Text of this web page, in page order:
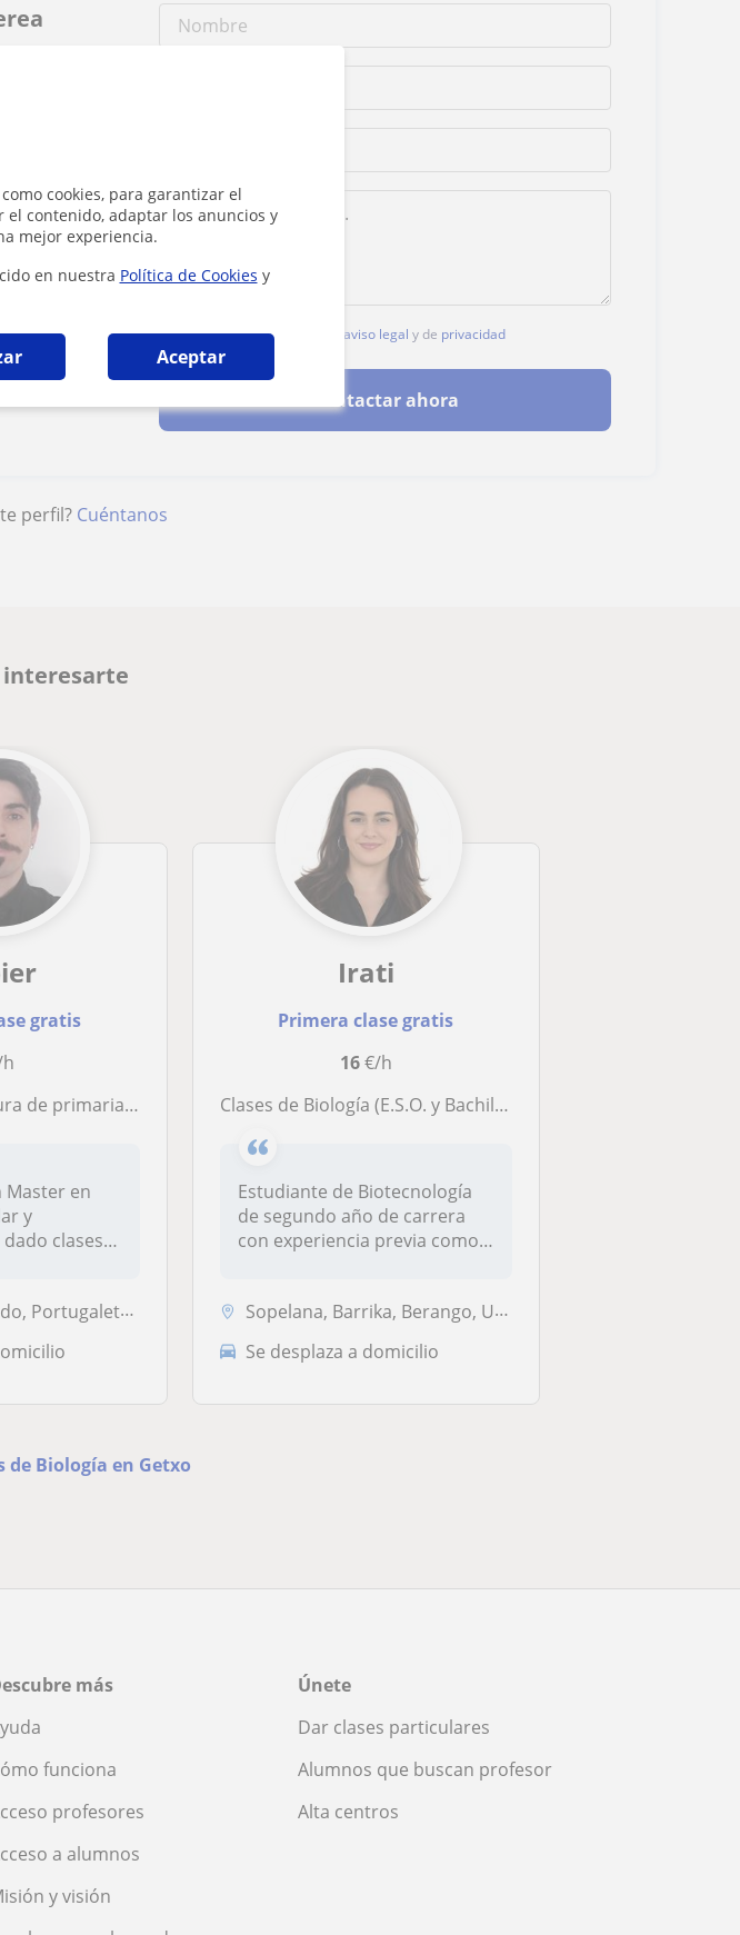
cookies, para garantizar el
contenido, adaptar los anuncios y
mejor experiencia.
en nuestra Política de Cookies y
Aceptar
Al hacer clic, aceptas nuestro aviso legal y de privacidad
Contactar ahora
perfil? Cuéntanos
interesarte
gratis
la ESO y las biosanitarias de bachillerato
Master en
y
clases a
Bilbao, Santurtzi, Getxo
Irati
Primera clase gratis
16€/h
Clases de Biología (E.S.O. y Bachillerato)
Estudiante de Biotecnología
de segundo año de carrera
con experiencia previa como
Sopelana, Barrika, Berango, Urduliz, Getxo, Plentzia
Se desplaza a domicilio
de Biología en Getxo
más
funciona
profesores
a alumnos
y visión
Únete
Dar clases particulares
Alumnos que buscan profesor
Alta centros